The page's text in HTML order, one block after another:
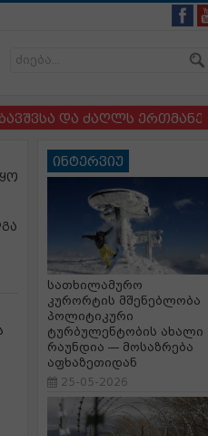
და ძაღლს
ინტერვიუ
სათხილამურო
კურორტის მშენებლობა
პოლიტიკური
ტურბულენტობის ახალი
რაუნდია — მოსაზრება
აფხაზეთიდან
25-05-2026